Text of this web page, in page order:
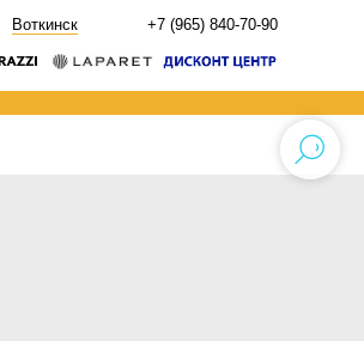
+7 (965) 840-70-90
Воткинск